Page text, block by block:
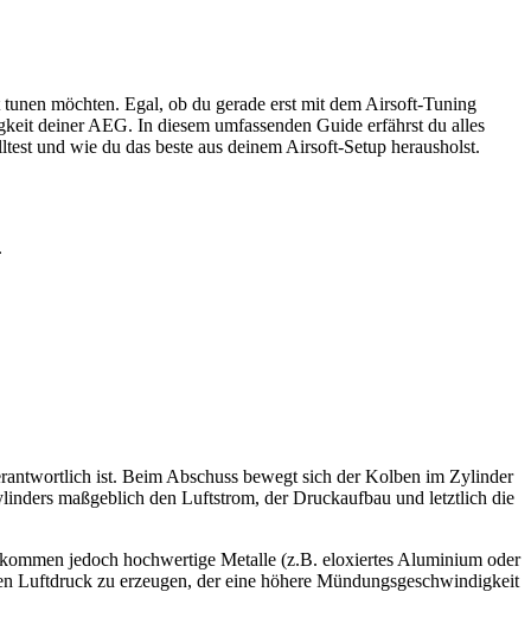
möchten. Egal, ob du gerade erst mit dem Airsoft-Tuning
deiner AEG. In diesem umfassenden Guide erfährst du alles
und wie du das beste aus deinem Airsoft-Setup herausholst.
ist. Beim Abschuss bewegt sich der Kolben im Zylinder
maßgeblich den Luftstrom, der Druckaufbau und letztlich die
jedoch hochwertige Metalle (z.B. eloxiertes Aluminium oder
Luftdruck zu erzeugen, der eine höhere Mündungsgeschwindigkeit